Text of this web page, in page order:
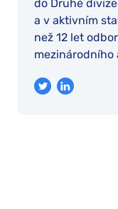
do Druhé
a v aktivním
než 12 let
mezinárodního